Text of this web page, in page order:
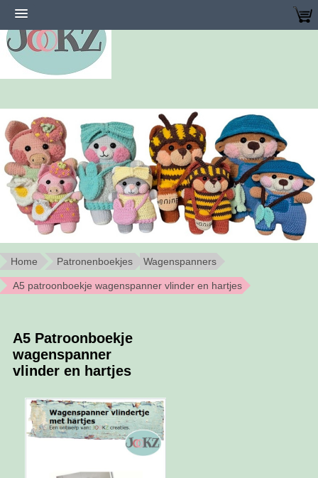
Home Patronenboekjes Wagenspanners
A5 patroonboekje wagenspanner vlinder en hartjes
A5 Patroonboekje
wagenspanner
vlinder en hartjes